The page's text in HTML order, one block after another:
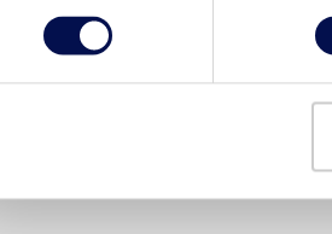
steht den Lehrlingen
auch junge Mädchen motiviert,
Lehrlingsausbildner
Kunden.